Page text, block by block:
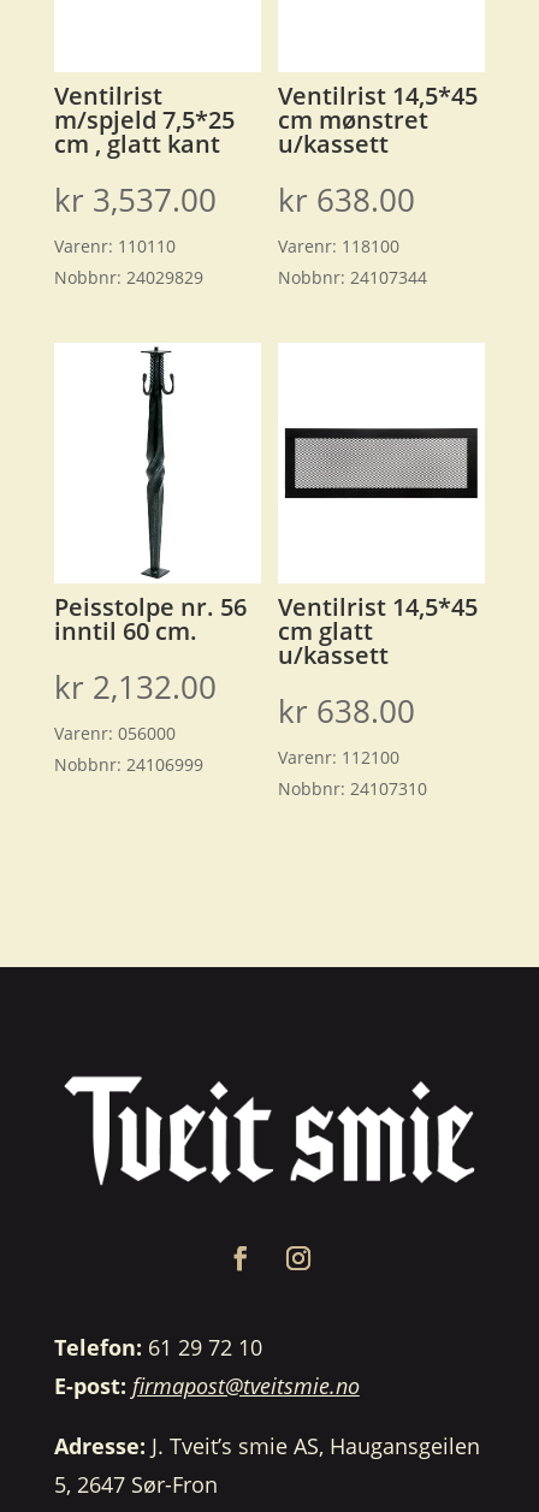
Ventilrist
m/spjeld 7,5*25
cm , glatt kant
kr 3,537.00
Varenr: 110110
Nobbnr: 24029829
Ventilrist 14,5*45
cm mønstret
u/kassett
kr 638.00
Varenr: 118100
Nobbnr: 24107344
Peisstolpe nr. 56
inntil 60 cm.
kr 2,132.00
Varenr: 056000
Nobbnr: 24106999
Ventilrist 14,5*45
cm glatt
u/kassett
kr 638.00
Varenr: 112100
Nobbnr:24107310
Telefon: 61 29 72 10
E-post: firmapost@tveitsmie.no
Adresse: J. Tveit’s smie AS, Haugansgeilen
5, 2647 Sør-Fron